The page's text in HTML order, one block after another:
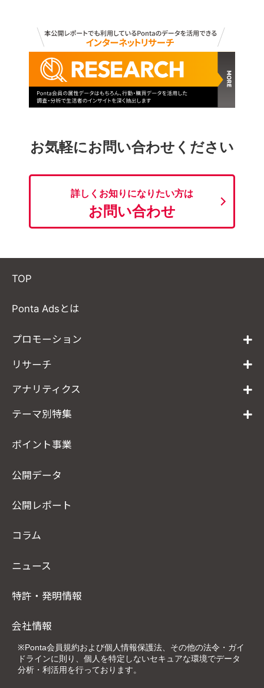
お気軽にお問い合わせください
詳しくお知りになりたい方は
お問い合わせ
TOP
Ponta Adsとは
プロモーション
リサーチ
アナリティクス
テーマ別特集
ポイント事業
公開データ
公開レポート
コラム
ニュース
特許・発明情報
会社情報
※Ponta会員規約および個人情報保護法、その他の法令・ガイ
ドラインに則り、個人を特定しないセキュアな環境でデータ
分析・利活用を行っております。